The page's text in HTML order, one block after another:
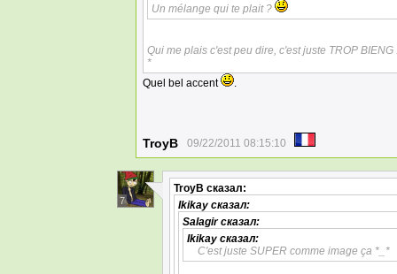
Un mélange qui te plait ?
Qui me plais c'est peu dire, c'est juste TROP BIENG
*
Quel bel accent
.
TroyB 09/22/2011 08:15:10
7
TroyB сказал:
Ikikay сказал:
Salagirсказал:
Ikikay сказал:
C'est juste SUPER comme image ça *_*